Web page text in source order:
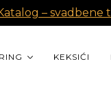
– svadbene
KEKSIĆI